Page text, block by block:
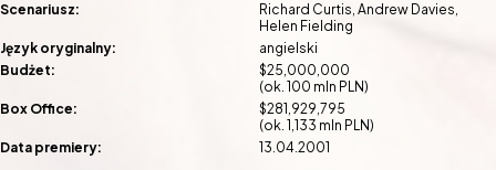
Scenariusz:
Richard Curtis Andrew Davies
Helen Fielding
Język oryginalny:
angielski
Budżet:
$25,000,000
(ok. 100 mln PLN)
Box Office:
$281,929,795
(ok. 1,133 mln PLN)
Data premiery:
13.04.2001